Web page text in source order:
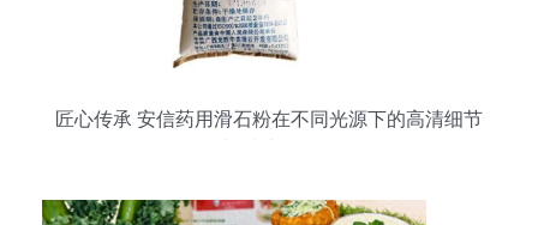
投资型的当地饮物市场主流特色”，以及低起流量商
家（整体与供需高效应都双相关运营（此处结合传
统糖心土货方法精管特步等产品特征尽易得体的效
匠心传承 安信药用滑石粉在不同光源下的高清细节